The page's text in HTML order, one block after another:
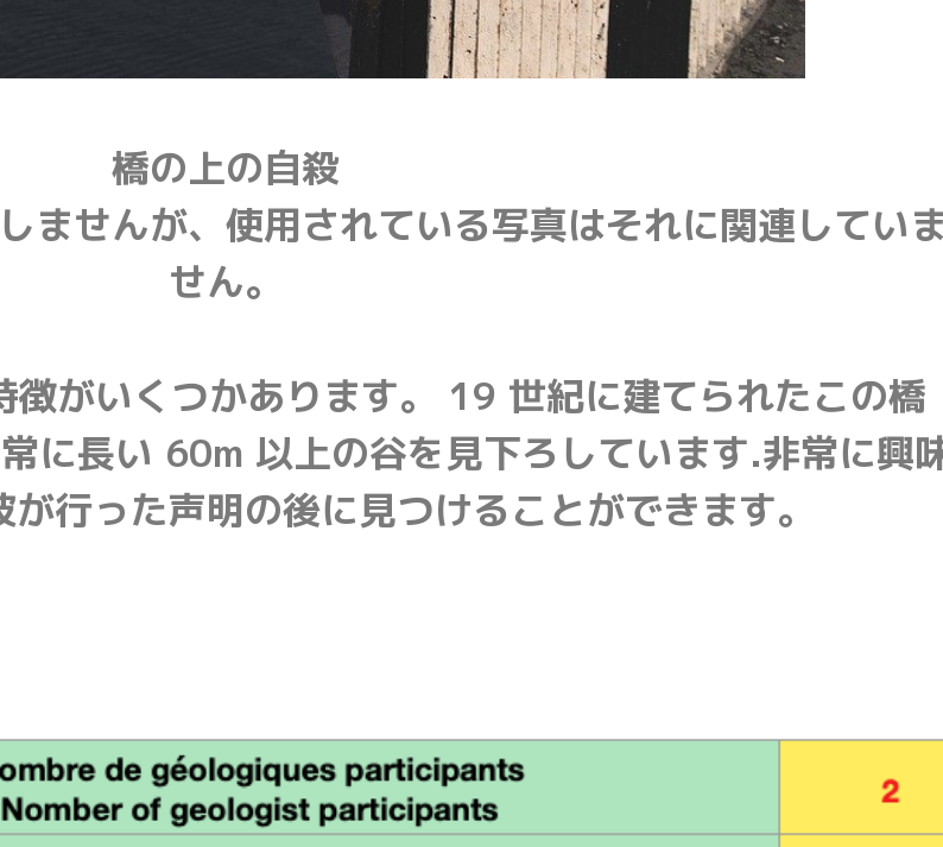
橋の上の自殺
ませんが、使用されている写真はそれに関連してい
せん。
徴がいくつかあります。 19 世紀に建てられたこの橋
に長い 60m 以上の谷を見下ろしています.非常に興
行った声明の後に見つけることができます。